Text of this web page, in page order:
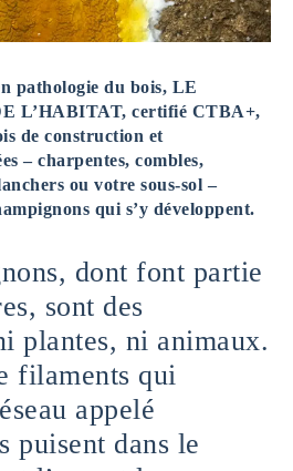
pathologie du bois, LE
L’HABITAT, certifié CTBA+,
de construction et
– charpentes, combles,
ou votre sous-sol –
qui s’y développent.
dont font partie
sont des
plantes, ni animaux.
filaments qui
appelé
puisent dans le